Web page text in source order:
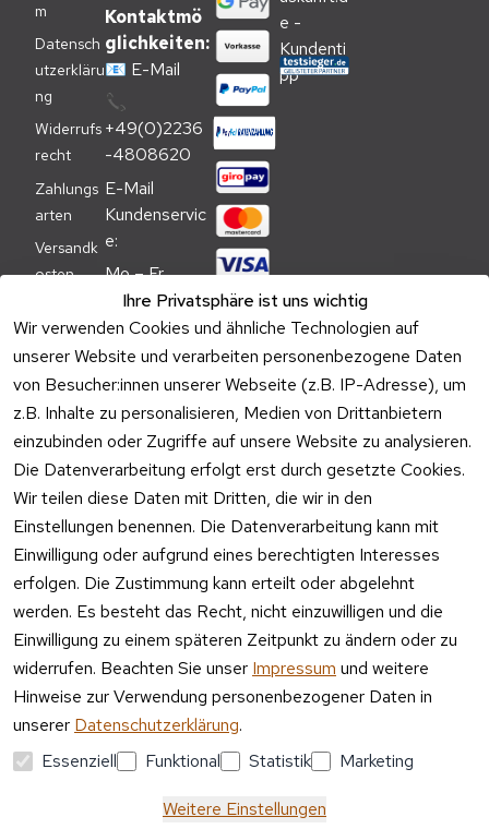
Ihre Privatsphäre ist uns wichtig
Wir verwenden Cookies und ähnliche Technologien auf
unserer Website und verarbeiten personenbezogene Daten
von Besucher:innen unserer Webseite (z.B. IP-Adresse), um
z.B. Inhalte zu personalisieren, Medien von Drittanbietern
einzubinden oder Zugriffe auf unsere Website zu analysieren.
Die Datenverarbeitung erfolgt erst durch gesetzte Cookies.
Wir teilen diese Daten mit Dritten, die wir in den
Einstellungen benennen. Die Datenverarbeitung kann mit
Einwilligung oder aufgrund eines berechtigten Interesses
erfolgen. Die Zustimmung kann erteilt oder abgelehnt
werden. Es besteht das Recht, nicht einzuwilligen und die
Einwilligung zu einem späteren Zeitpunkt zu ändern oder zu
widerrufen. Beachten Sie unser Impressum und weitere
Hinweise zur Verwendung personenbezogener Daten in
unserer Datenschutzerklärung.
Essenziell
Funktional Statistik Marketing
Weitere Einstellungen
m
Datensch
utzerkläru
ng
Widerrufs
recht
Zahlungs
arten
Versandk
osten
nweis
Verpacku
ngshinwei
se
Altgeräte
-
Entsorgu
ng
Vertrag
widerrufen
Kontaktmö
glichkeiten:
📧 E-Mail
📞
+49(0)2236
-4808620
E-Mail
Kundenservic
e:
Mo – Fr
09:00 –
17:00 Uhr
Telefon
Kundenservic
e:
Mo – Fr 11:00
– 15:00 Uhr
Versa
ndpa
rtner